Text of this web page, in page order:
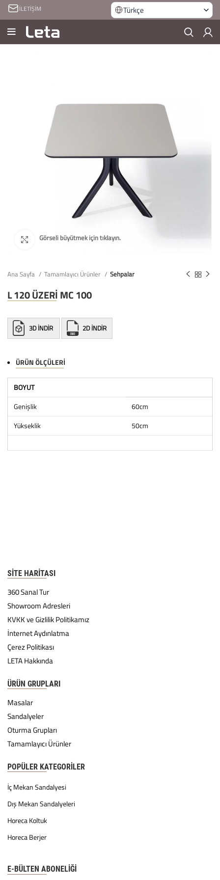
İLETİŞİM Türkçe
Ana Sayfa Tamamlayıcı Ürünler Sehpalar
L 120 ÜZERİ MC 100
3D İNDİR 2D İNDİR
ÜRÜN ÖLÇÜLERI
BOYUT
Genişlik
60cm
Yükseklik
50cm
SITE HARITASI
360 Sanal Tur
Showroom Adresleri
KVKK ve Gizlilik Politikamız
İnternet Aydınlatma
Çerez Politikası
LETA Hakkında
ÜRÜN GRUPLARI
Masalar
Sandalyeler
Oturma Grupları
Tamamlayıcı Ürünler
POPÜLER KATEGORILER
İç Mekan Sandalyesi
Dış Mekan Sandalyeleri
Horeca Koltuk
Horeca Berjer
E-BÜLTEN ABONELİĞİ